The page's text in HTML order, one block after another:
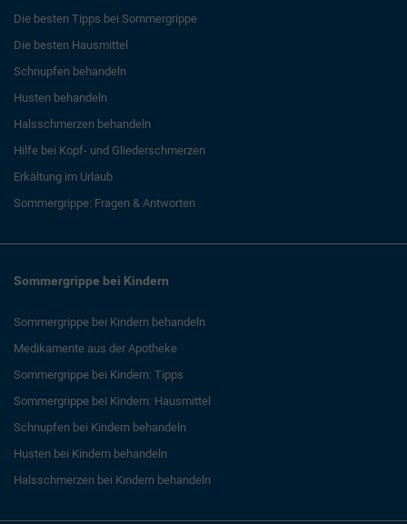
Die besten Tipps bei Sommergrippe
Die besten Hausmittel
Schnupfen behandeln
Husten behandeln
Halsschmerzen behandeln
Hilfe bei Kopf- und Gliederschmerzen
Erkältung im Urlaub
Sommergrippe: Fragen & Antworten
Sommergrippe bei Kindern
Sommergrippe bei Kindern behandeln
Medikamente aus der Apotheke
Sommergrippe bei Kindern: Tipps
Sommergrippe bei Kindern: Hausmittel
Schnupfen bei Kindern behandeln
Husten bei Kindern behandeln
Halsschmerzen bei Kindern behandeln